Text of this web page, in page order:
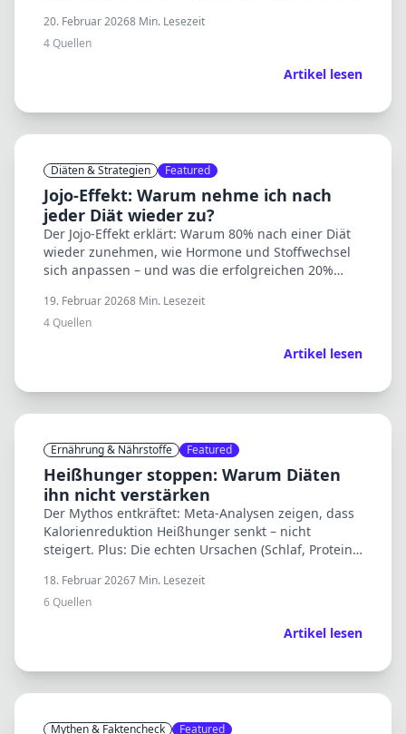
20. Februar 20268 Min. Lesezeit
4Quellen
Artikel lesen
Diäten & Strategien Featured
Jojo-Effekt: Warum nehme ich nach
jeder Diät wieder zu?
Der Jojo-Effekt erklärt: Warum 80% nach einer Diät
wieder zunehmen, wie Hormone und Stoffwechsel
sich anpassen – und was die erfolgreichen 20%
19. Februar 20268 Min. Lesezeit
4Quellen
Artikel lesen
Ernährung & Nährstoffe Featured
Heißhunger stoppen: Warum Diäten
ihn nicht verstärken
Der Mythos entkräftet: Meta-Analysen zeigen, dass
Kalorienreduktion Heißhunger senkt – nicht
steigert. Plus: Die echten Ursachen (Schlaf, Protein,
18. Februar 20267 Min. Lesezeit
6Quellen
Artikel lesen
Mythen & Faktencheck Featured